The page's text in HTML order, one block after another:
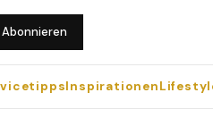
Abonnieren
Inspirationen